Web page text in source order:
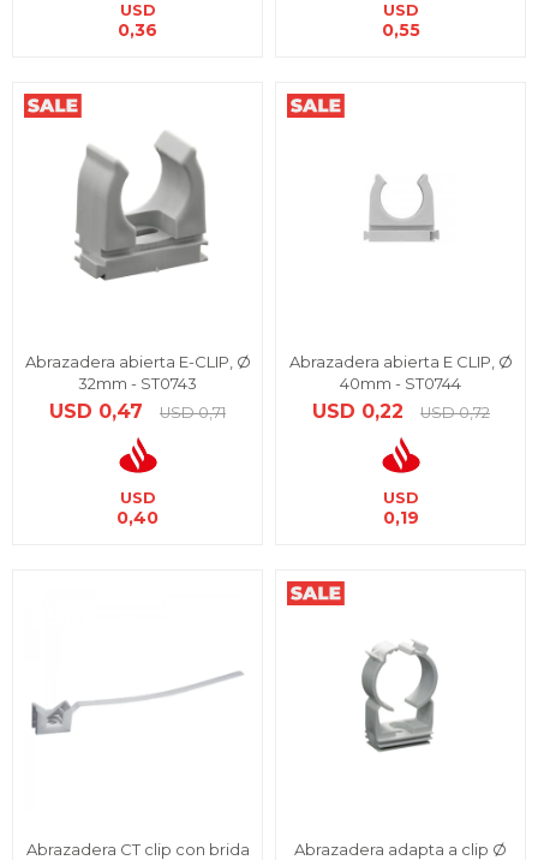
USD
0,36
USD
0,55
Abrazadera abierta E-CLIP, Ø
32mm - ST0743
USD 0,47 USD 0,71
USD
0,40
Abrazadera abierta E CLIP, Ø
40mm - ST0744
USD 0,22 USD 0,72
USD
0,19
Abrazadera CT clip con brida
Abrazadera adapta a clip Ø